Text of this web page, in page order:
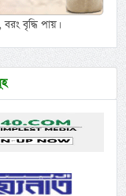
বৃদ্ধি পায়।